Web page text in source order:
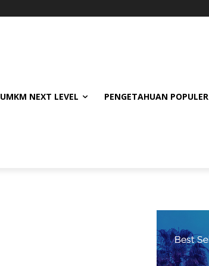
UMKM NEXT LEVEL PENGETAHUAN POPULER